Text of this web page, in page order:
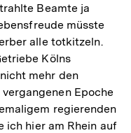
Beamte ja
müsste
alle totkitzeln.
Kölns
mehr den
Epoche
regierenden
ich hier am Rhein auf